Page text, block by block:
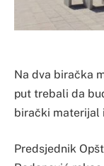
Na dva biračka
put trebali da
birački materijal
Predsjednik